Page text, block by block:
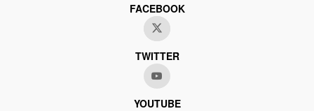
FACEBOOK
TWITTER
YOUTUBE